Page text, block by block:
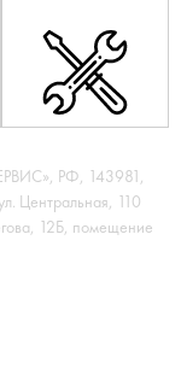
РФ, 143981,
Центральная, 110
12Б, помещение